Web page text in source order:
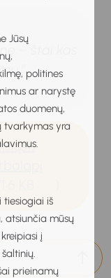
Jūsų
politines
ar narystę
duomenų,
tvarkymas yra
iš
atsiunčia mūsų
į
prieinamų
– štai kas